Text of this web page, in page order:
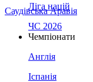
Саудівська Аравія
Ліга націй
ЧС 2026
Чемпіонати
Англія
Іспанія